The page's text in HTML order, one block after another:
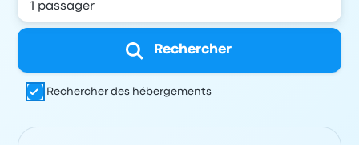
Rechercher
Rechercher des hébergements